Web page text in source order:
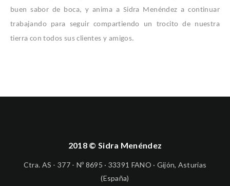
buen sabor de boca, y anima a Sidra Menéndez a continuar
trabajando para seguir compartiendo un trocito de nuestra
tierra con todos sus clientes y amigos.
2018 © Sidra Menéndez
Ctra. AS - 377 - Nº 8695 · 33391 FANO · Gijón, Asturias
(España)